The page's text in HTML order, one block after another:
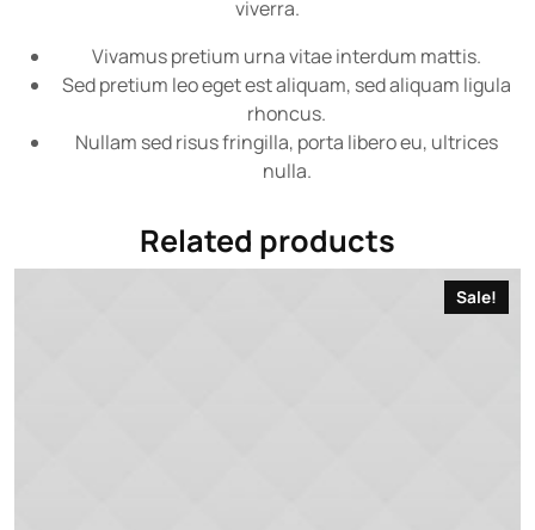
viverra.
Vivamus pretium urna vitae interdum mattis.
Sed pretium leo eget est aliquam, sed aliquam ligula
rhoncus.
Nullam sed risus fringilla, porta libero eu, ultrices
nulla.
Related products
Sale!